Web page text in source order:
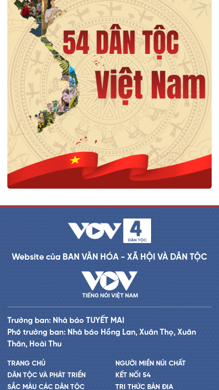
Website của BAN VĂN HÓA - XÃ HỘI VÀ DÂN TỘC
Trưởng ban: Nhà báo TUYẾT MAI
Phó trưởng ban: Nhà báo Hồng Lan, Xuân Thọ, Xuân
Thân, Hoài Thu
TRANG CHỦ
DÂN TỘC VÀ PHÁT TRIỂN
SẮC MÀU CÁC DÂN TỘC
NGƯỜI MIỀN NÚI CHẤT
KẾT NỐI 54
TRI THỨC BẢN ĐỊA